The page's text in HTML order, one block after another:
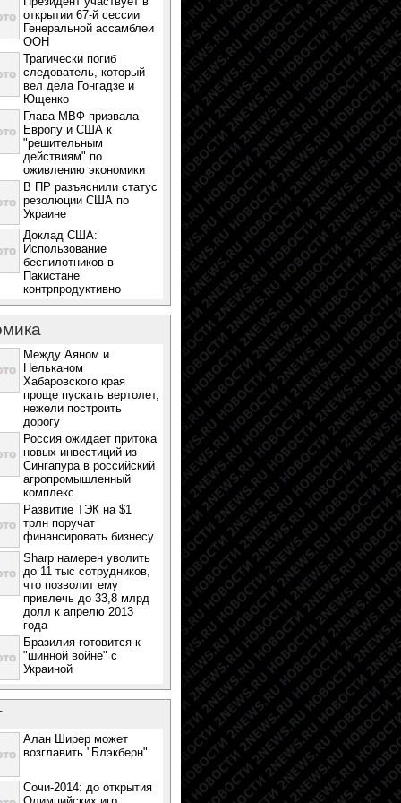
открытии 67-й сессии
Генеральной ассамблеи
ООН
Трагически погиб
следователь, который
вел дела Гонгадзе и
Ющенко
Глава МВФ призвала
Европу и США к
"решительным
действиям" по
оживлению экономики
В ПР разъяснили статус
резолюции США по
Украине
Доклад США:
Использование
беспилотников в
Пакистане
контрпродуктивно
Между Аяном и
Нельканом
Хабаровского края
проще пускать вертолет,
нежели построить
дорогу
Россия ожидает притока
новых инвестиций из
Сингапура в российский
агропромышленный
комплекс
Развитие ТЭК на $1
трлн поручат
финансировать бизнесу
Sharp намерен уволить
до 11 тыс сотрудников,
что позволит ему
привлечь до 33,8 млрд
долл к апрелю 2013
года
Бразилия готовится к
"шинной войне" с
Украиной
Алан Ширер может
возглавить "Блэкберн"
Сочи-2014: до открытия